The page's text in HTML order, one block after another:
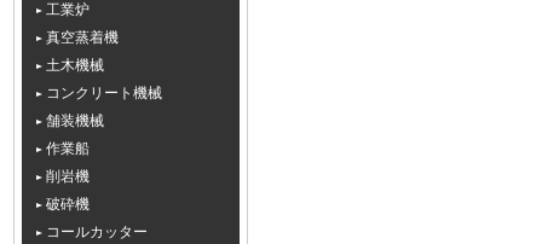
工業炉
真空蒸着機
土木機械
コンクリート機械
舗装機械
作業船
削岩機
破砕機
コールカッター